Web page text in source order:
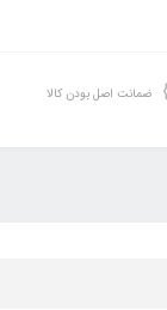
ضمانت اصل بودن کالا